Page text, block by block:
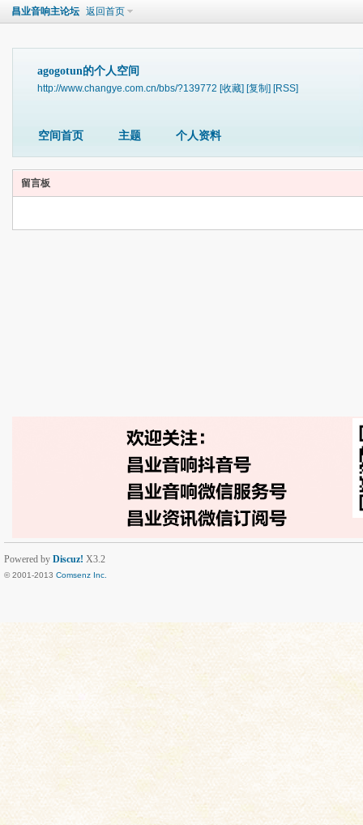
昌业音响主论坛 返回首页
agogotun的个人空间
http://www.changye.com.cn/bbs/?139772 [收藏] [复制] [RSS]
空间首页 主题 个人资料
留言板
Powered by Discuz! X3.2
© 2001-2013 Comsenz Inc.